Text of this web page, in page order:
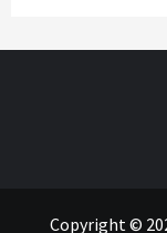
Copyright ©